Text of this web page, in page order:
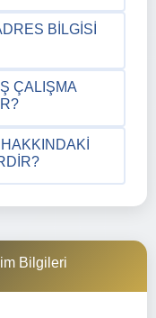
BILGISI
ÇALIŞMA
Bilgileri